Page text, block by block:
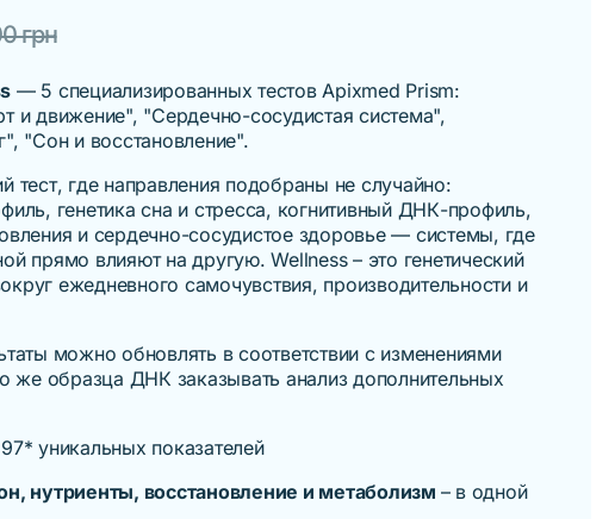
грн
— 5 специализированных тестов Apixmed Prism:
и движение", "Сердечно-сосудистая система",
", "Сон и восстановление".
тест, где направления подобраны не случайно:
генетика сна и стресса, когнитивный ДНК-профиль,
и сердечно-сосудистое здоровье — системы, где
прямо влияют на другую. Wellness – это генетический
ежедневного самочувствия, производительности и
можно обновлять в соответствии с изменениями
же образца ДНК заказывать анализ дополнительных
уникальных показателей
нутриенты, восстановление и метаболизм – в одной